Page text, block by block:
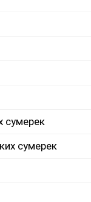
сумерек
сумерек